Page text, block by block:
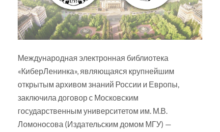
Международная электронная библиотека
«КиберЛенинка», являющаяся крупнейшим
открытым архивом знаний России и Европы,
заключила договор с Московским
государственным университетом им. М.В.
Ломоносова (Издательским домом МГУ) —